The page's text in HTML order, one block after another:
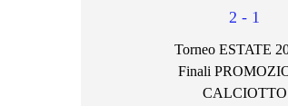
2 - 1
Torneo ESTATE
Finali
CALCIOTTO